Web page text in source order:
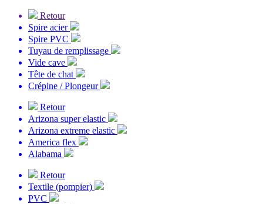
Retour
Spire acier
Spire PVC
Tuyau de remplissage
Vide cave
Tête de chat
Crépine / Plongeur
Retour
Arizona super elastic
Arizona extreme elastic
America flex
Alabama
Retour
Textile (pompier)
PVC